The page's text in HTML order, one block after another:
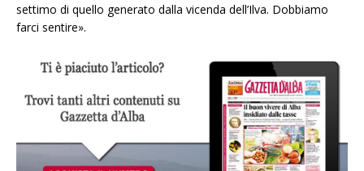
settimo di quello generato dalla vicenda dell’Ilva. Dobbiamo
farci sentire».